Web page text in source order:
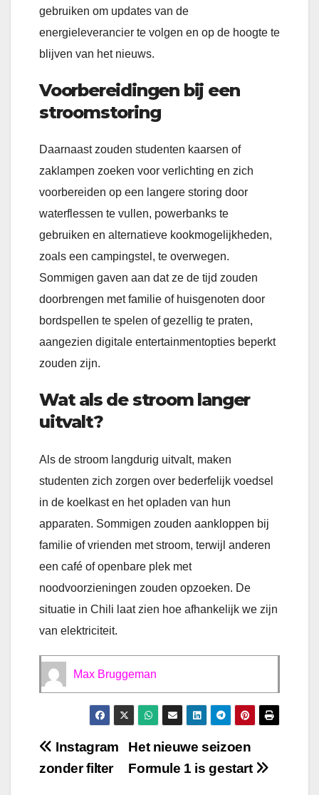
gebruiken om updates van de
energieleverancier te volgen en op de hoogte te
blijven van het nieuws.
Voorbereidingen bij een
stroomstoring
Daarnaast zouden studenten kaarsen of
zaklampen zoeken voor verlichting en zich
voorbereiden op een langere storing door
waterflessen te vullen, powerbanks te
gebruiken en alternatieve kookmogelijkheden,
zoals een campingstel, te overwegen.
Sommigen gaven aan dat ze de tijd zouden
doorbrengen met familie of huisgenoten door
bordspellen te spelen of gezellig te praten,
aangezien digitale entertainmentopties beperkt
zouden zijn.
Wat als de stroom langer
uitvalt?
Als de stroom langdurig uitvalt, maken
studenten zich zorgen over bederfelijk voedsel
in de koelkast en het opladen van hun
apparaten. Sommigen zouden aankloppen bij
familie of vrienden met stroom, terwijl anderen
een café of openbare plek met
noodvoorzieningen zouden opzoeken. De
situatie in Chili laat zien hoe afhankelijk we zijn
van elektriciteit.
Max Bruggeman
Bericht
navigatie
Het nieuwe seizoen
Formule 1 is gestart
Instagram
zonder filter